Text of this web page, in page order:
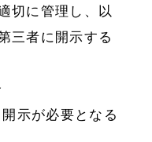
切に管理し、以
三者に開示する
示が必要となる